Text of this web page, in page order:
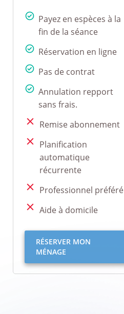
Payez en espèces à la
fin de la séance
Réservation en ligne
Pas de contrat
Annulation repport
sans frais.
Remise abonnement
Planification
automatique
récurrente
Professionnel préféré
Aide à domicile
RÉSERVER MON
MÉNAGE